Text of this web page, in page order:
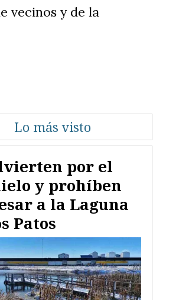
vecinos y de la
Lo más visto
por el
y prohíben
a la Laguna
Patos